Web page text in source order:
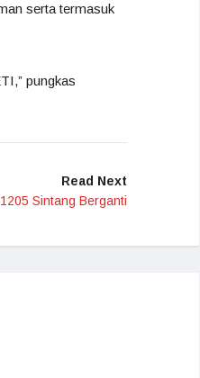
serta termasuk
pungkas
Read Next
Sintang Berganti